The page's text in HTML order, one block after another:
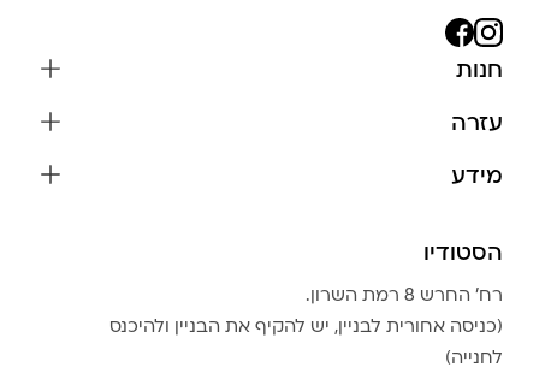
חנות
צמידים
בגדים
אביזרים
גברים
עזרה
צור קשר
מידע
שמירה על התכשיטים
הצהרת נגישות
טבלת מידות טבעות
Community Club
הסטודיו
רח׳ החרש 8 רמת השרון.
(כניסה אחורית לבניין, יש להקיף את הבניין ולהיכנס
לחנייה)